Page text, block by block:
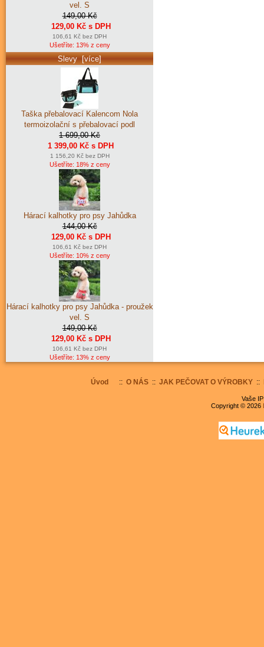
vel. S
149,00 Kč
129,00 Kč s DPH
106,61 Kč bez DPH
Ušetříte: 13% z ceny
Slevy [více]
Taška přebalovací Kalencom Nola
termoizolační s přebalovací podl
1 699,00 Kč
1 399,00 Kč s DPH
1 156,20 Kč bez DPH
Ušetříte: 18% z ceny
Hárací kalhotky pro psy Jahůdka
144,00 Kč
129,00 Kč s DPH
106,61 Kč bez DPH
Ušetříte: 10% z ceny
Hárací kalhotky pro psy Jahůdka - proužek
vel. S
149,00 Kč
129,00 Kč s DPH
106,61 Kč bez DPH
Ušetříte: 13% z ceny
Úvod :: O NÁS:: JAK PEČOVAT O VÝROBKY::
Vaše
Copyright © 2026